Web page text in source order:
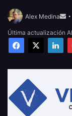
Alex Medina
Última actualización
Facebook
X